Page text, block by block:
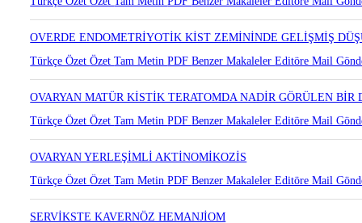
ENDOMETRİAL BİYOPSİ MATERYALİNDE NADİR BİR OLGU:
Türkçe ÖzetÖzetTam MetinPDFBenzer MakalelerEditöre Mail
OVERDE ENDOMETRİYOTİK KİST ZEMİNİNDE GELİŞMİŞ
Türkçe ÖzetÖzetTam MetinPDFBenzer MakalelerEditöre Mail
OVARYAN MATÜR KİSTİK TERATOMDA NADİR GÖRÜLEN BİR
Türkçe ÖzetÖzetTam MetinPDFBenzer Makaleler
OVARYAN YERLEŞİMLİ AKTİNOMİKOZİS
Türkçe ÖzetÖzetTam MetinPDFBenzer Makaleler